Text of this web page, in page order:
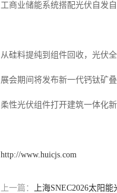
工商业储能系统搭配光伏自发
从硅料提纯到组件回收，光伏
展会期间将发布新一代钙钛矿
柔性光伏组件打开建筑一体化
http://www.huicjs.com
上一篇： 上海SNEC2026太阳